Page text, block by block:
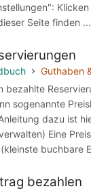
Seite finden ...
Guthaben
bezahlte
sogenannte
dazu ist
Eine
buchbare
bezahlen